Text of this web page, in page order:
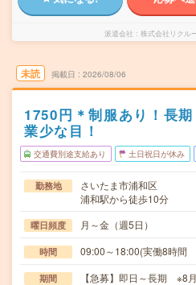
派遣会社 株式会社リクル
未読 掲載日 2026/08/06
1750円＊制服あり！長
業少な目！
交通費別途支給あり 土日祝日が休み
勤務地
さいたま市浦和区
浦和駅から徒歩10分
曜日頻度 月～金（週5日）
時間 09:00～18:00(実働8時間
期間 【急募】即日～長期 ※8